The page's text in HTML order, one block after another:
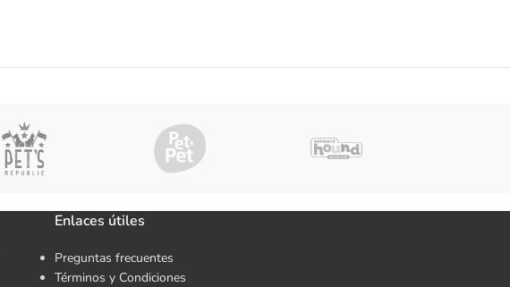
Enlaces útiles
Preguntas frecuentes
Términos y Condiciones